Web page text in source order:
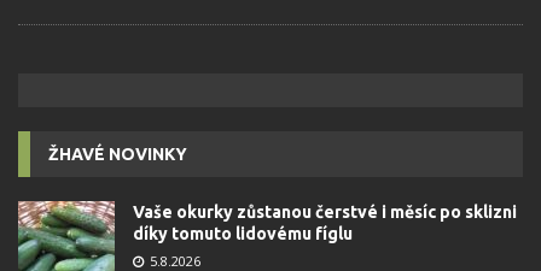
ŽHAVÉ NOVINKY
Vaše okurky zůstanou čerstvé i měsíc po sklizni
díky tomuto lidovému fíglu
5.8.2026